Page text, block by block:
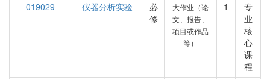
019029 仪器分析实验
必
修
大作业（论
文、报告、
项目或作品
等）
1
专
业
核
心
课
程